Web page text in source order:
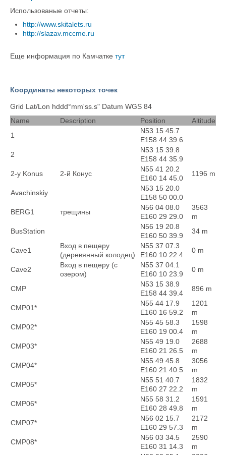
Использованые отчеты:
http://www.skitalets.ru
http://slazav.mccme.ru
Еще информация по Камчатке тут
Координаты некоторых точек
Grid Lat/Lon hddd°mm'ss.s" Datum WGS 84
Name
Description Position
Altitude
1
N53 15 45.7
E158 44 39.6
2
N53 15 39.8
E158 44 35.9
2-y Konus
2-й Конус
N55 41 20.2
E160 14 45.0
1196 m
Avachinskiy
N53 15 20.0
E158 50 00.0
BERG1
трещины
N56 04 08.0
E160 29 29.0
3563
m
BusStation
N56 19 20.8
E160 50 39.9
34 m
Cave1
Вход в пещеру
(деревянный колодец)
N55 37 07.3
E160 10 22.4
0 m
Cave2
Вход в пещеру (с
озером)
N55 37 04.1
E160 10 23.9
0 m
CMP
N53 15 38.9
E158 44 39.4
896 m
CMP01*
N55 44 17.9
E160 16 59.2
1201
m
CMP02*
N55 45 58.3
E160 19 00.4
1598
m
CMP03*
N55 49 19.0
E160 21 26.5
2688
m
CMP04*
N55 49 45.8
E160 21 40.5
3056
m
CMP05*
N55 51 40.7
E160 27 22.2
1832
m
CMP06*
N55 58 31.2
E160 28 49.8
1591
m
CMP07*
N56 02 15.7
E160 29 57.3
2172
m
CMP08*
N56 03 34.5
E160 31 14.3
2590
m